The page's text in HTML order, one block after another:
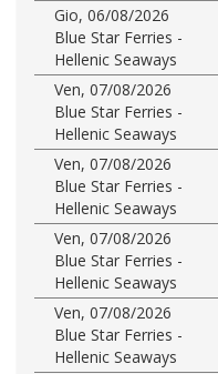
Gio, 06/08/2026
Blue Star Ferries -
Hellenic Seaways
Ven, 07/08/2026
Blue Star Ferries -
Hellenic Seaways
Ven, 07/08/2026
Blue Star Ferries -
Hellenic Seaways
Ven, 07/08/2026
Blue Star Ferries -
Hellenic Seaways
Ven, 07/08/2026
Blue Star Ferries -
Hellenic Seaways